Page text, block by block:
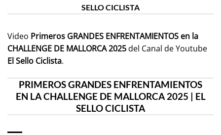
SELLO CICLISTA
Video Primeros GRANDES ENFRENTAMIENTOS en la
CHALLENGE DE MALLORCA 2025del Canal de Youtube
El Sello Ciclista.
PRIMEROS GRANDES ENFRENTAMIENTOS
EN LA CHALLENGE DE MALLORCA 2025 | EL
SELLO CICLISTA